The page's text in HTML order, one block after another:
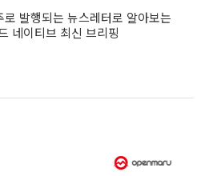
발행되는 뉴스레터로 알아보는
네이티브 최신 브리핑